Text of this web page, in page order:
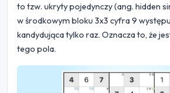
to tzw. ukryty pojedynczy (ang. hidden
w środkowym bloku 3x3 cyfra 9
kandydująca tylko raz. Oznacza to, że
tego pola.